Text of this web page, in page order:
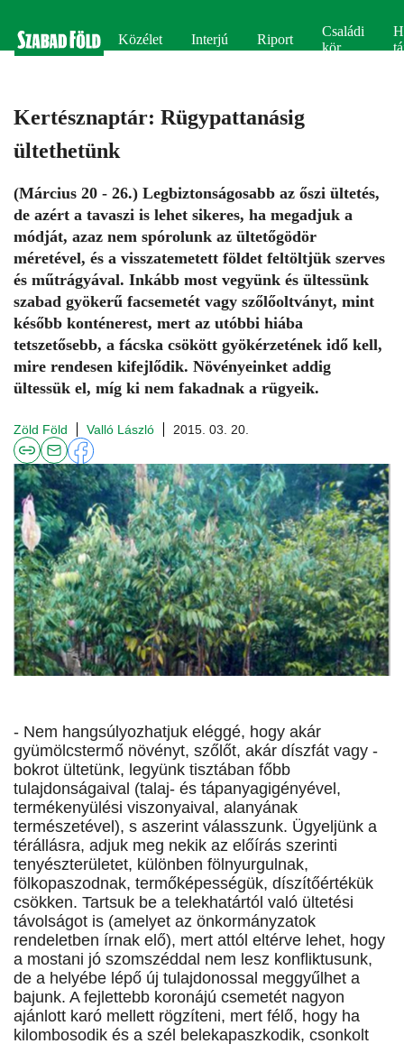
Közélet Interjú Riport
Családi
kör
Kertésznaptár: Rügypattanásig
ültethetünk
(Március 20 - 26.) Legbiztonságosabb az őszi ültetés,
de azért a tavaszi is lehet sikeres, ha megadjuk a
módját, azaz nem spórolunk az ültetőgödör
méretével, és a visszatemetett földet feltöltjük szerves
és műtrágyával. Inkább most vegyünk és ültessünk
szabad gyökerű facsemetét vagy szőlőoltványt, mint
később konténerest, mert az utóbbi hiába
tetszetősebb, a fácska csökött gyökérzetének idő kell,
mire rendesen kifejlődik. Növényeinket addig
ültessük el, míg ki nem fakadnak a rügyeik.
Zöld Föld Valló László 2015. 03. 20.
- Nem hangsúlyozhatjuk eléggé, hogy akár
gyümölcstermő növényt, szőlőt, akár díszfát vagy -
bokrot ültetünk, legyünk tisztában főbb
tulajdonságaival (talaj- és tápanyagigényével,
termékenyülési viszonyaival, alanyának
természetével), s aszerint válasszunk. Ügyeljünk a
térállásra, adjuk meg nekik az előírás szerinti
tenyészterületet, különben fölnyurgulnak,
fölkopaszodnak, termőképességük, díszítőértékük
csökken. Tartsuk be a telekhatártól való ültetési
távolságot is (amelyet az önkormányzatok
rendeletben írnak elő), mert attól eltérve lehet, hogy
a mostani jó szomszéddal nem lesz konfliktusunk,
de a helyébe lépő új tulajdonossal meggyűlhet a
bajunk. A fejlettebb koronájú csemetét nagyon
ajánlott karó mellett rögzíteni, mert félő, hogy ha
kilombosodik és a szél belekapaszkodik, csonkolt